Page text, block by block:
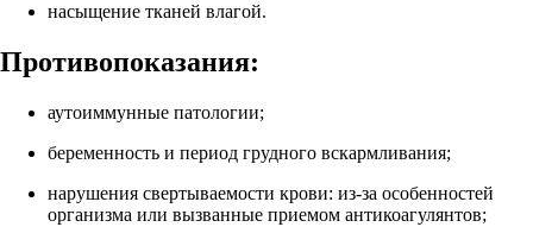
насыщение тканей влагой.
Противопоказания:
аутоиммунные патологии;
беременность и период грудного вскармливания;
нарушения свертываемости крови: из-за особенностей
организма или вызванные приемом антикоагулянтов;